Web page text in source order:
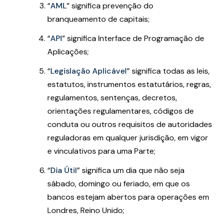
“AML” significa prevenção do
branqueamento de capitais;
“API” significa Interface de Programação de
Aplicações;
“Legislação Aplicável” significa todas as leis,
estatutos, instrumentos estatutários, regras,
regulamentos, sentenças, decretos,
orientações regulamentares, códigos de
conduta ou outros requisitos de autoridades
reguladoras em qualquer jurisdição, em vigor
e vinculativos para uma Parte;
“Dia Útil”significa um dia que não seja
sábado, domingo ou feriado, em que os
bancos estejam abertos para operações em
Londres, Reino Unido;